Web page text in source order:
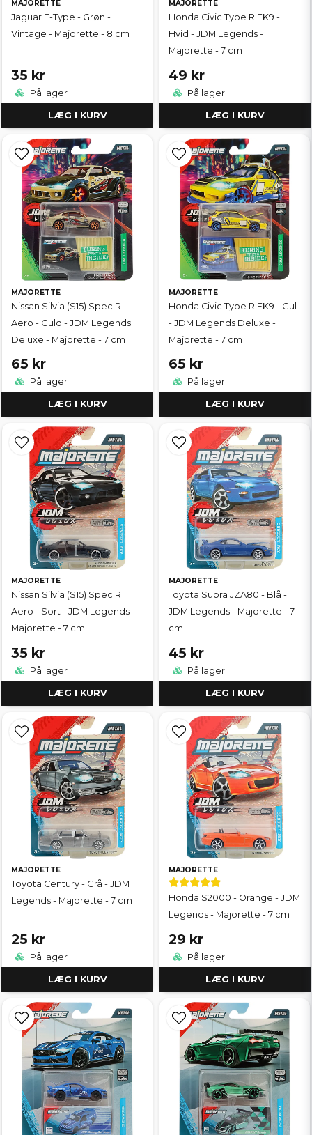
MAJORETTE
Jaguar E-Type - Grøn -
Vintage - Majorette - 8 cm
35 kr
På lager
LÆG I KURV
MAJORETTE
Honda Civic Type R EK9 -
Hvid - JDM Legends -
Majorette - 7 cm
49 kr
På lager
LÆG I KURV
MAJORETTE
Nissan Silvia (S15) Spec R
Aero - Guld - JDM Legends
Deluxe - Majorette - 7 cm
65 kr
På lager
LÆG I KURV
MAJORETTE
Honda Civic Type R EK9 - Gul
- JDM Legends Deluxe -
Majorette - 7 cm
65 kr
På lager
LÆG I KURV
MAJORETTE
Nissan Silvia (S15) Spec R
Aero - Sort - JDM Legends -
Majorette - 7 cm
35 kr
På lager
LÆG I KURV
MAJORETTE
Toyota Supra JZA80 - Blå -
JDM Legends - Majorette - 7
cm
45 kr
På lager
LÆG I KURV
MAJORETTE
Toyota Century - Grå - JDM
Legends - Majorette - 7 cm
25 kr
På lager
LÆG I KURV
MAJORETTE
Honda S2000 - Orange - JDM
Legends - Majorette - 7 cm
29 kr
På lager
LÆG I KURV